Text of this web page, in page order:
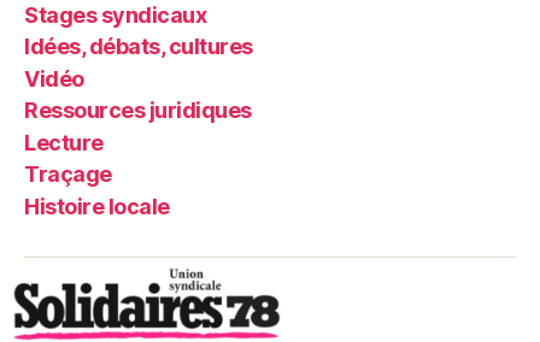
Stages syndicaux
Idées, débats, cultures
Vidéo
Ressources juridiques
Lecture
Traçage
Histoire locale